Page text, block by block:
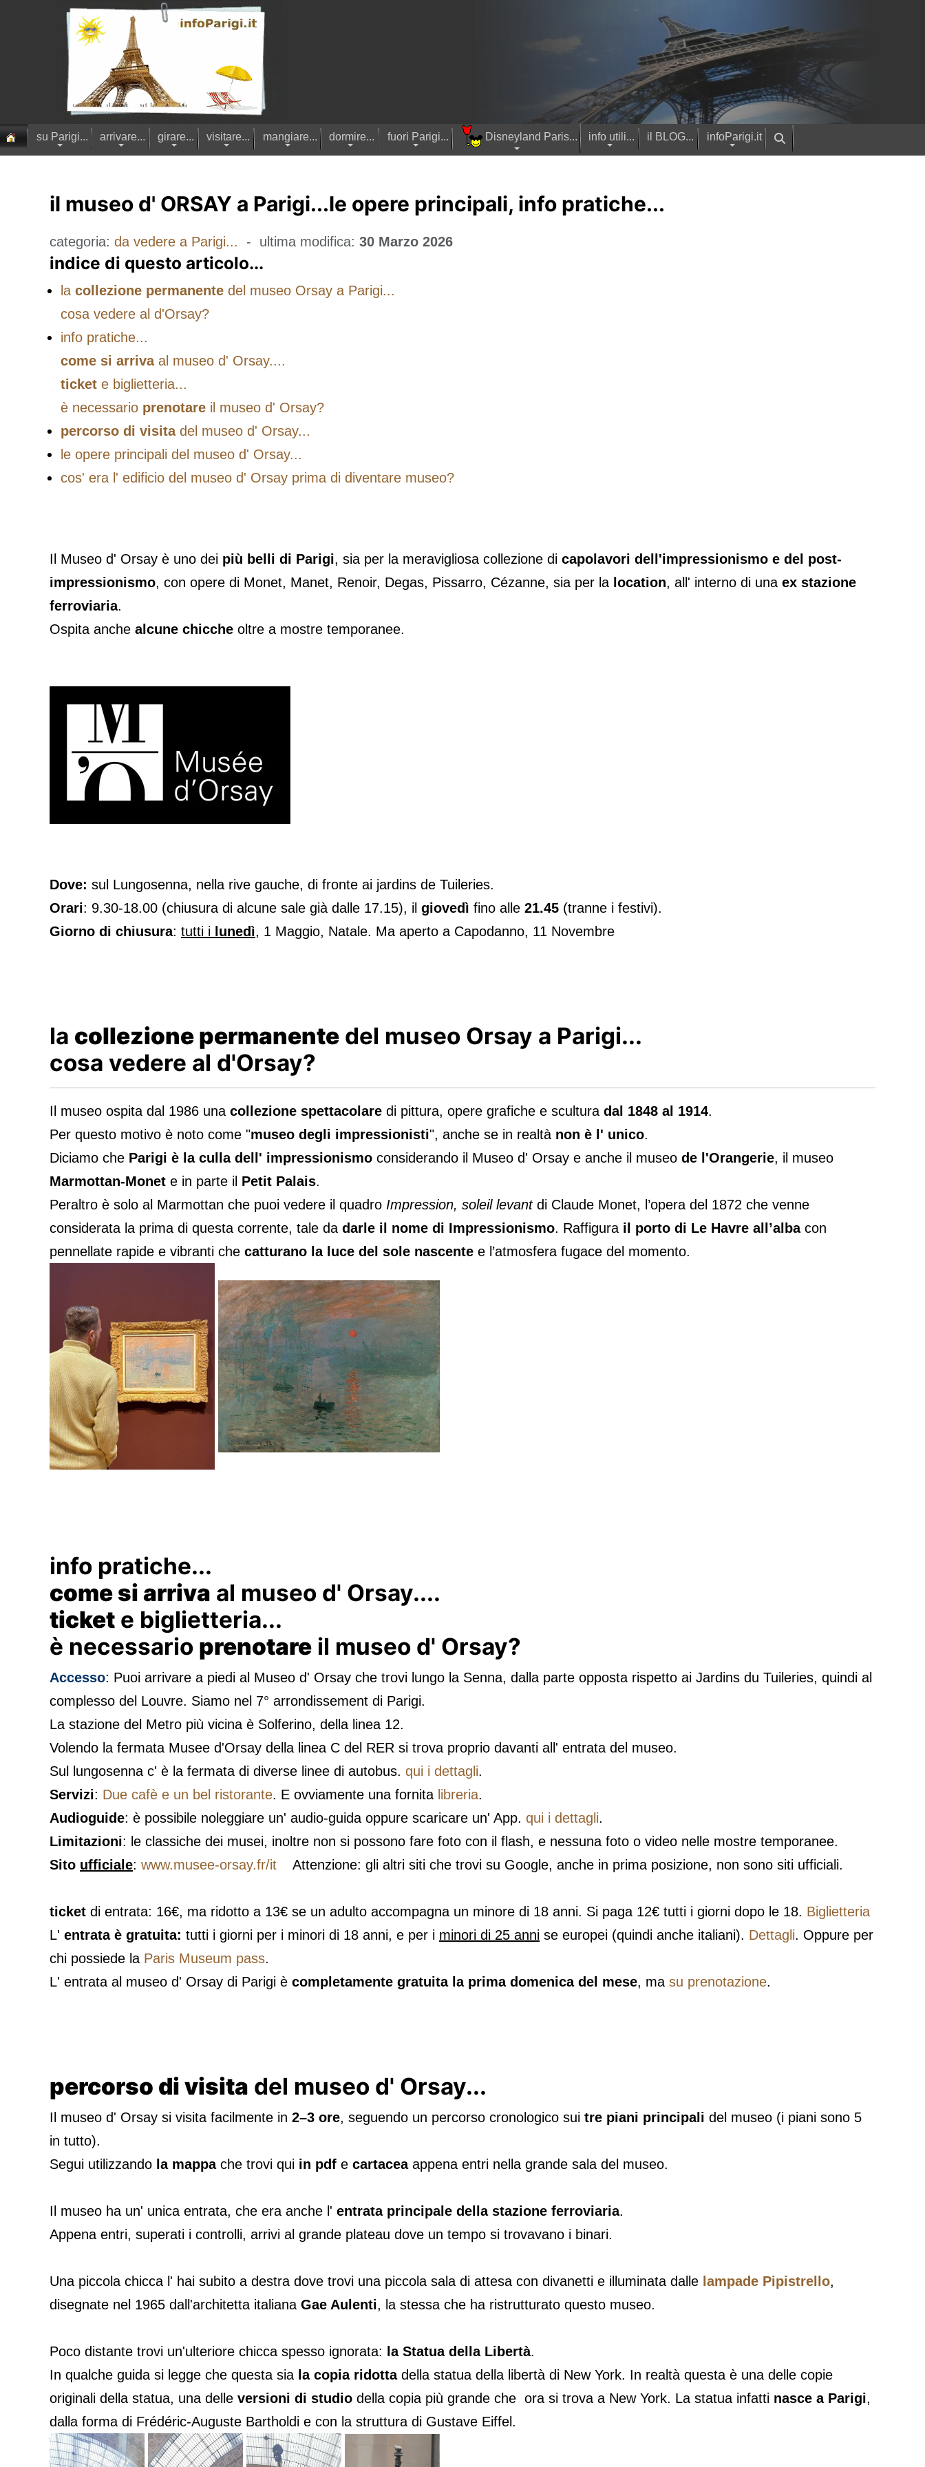
su Parigi... arrivare... girare... visitare... mangiare... dormire... fuori Parigi... Disneyland Paris... info utili... il BLOG... infoParigi.it
il museo d' ORSAY a Parigi...le opere principali, info pratiche...
categoria: da vedere a Parigi... - ultima modifica: 30 Marzo 2026
indice di questo articolo...
la collezione permanente del museo Orsay a Parigi...
cosa vedere al d'Orsay?
info pratiche...
come si arrivaal museo d' Orsay....
ticket e biglietteria...
è necessario prenotare il museo d' Orsay?
percorso di visitadel museo d' Orsay...
le opere principali del museo d' Orsay...
cos' era l' edificio del museo d' Orsay prima di diventare museo?
Il Museo d' Orsay è uno dei più belli di Parigi, sia per la meravigliosa collezione di capolavori dell'impressionismo e del post-
impressionismo, con opere di Monet, Manet, Renoir, Degas, Pissarro, Cézanne, sia per la location, all' interno di una ex stazione
ferroviaria.
Ospita anche alcune chicche oltre a mostre temporanee.
Dove: sul Lungosenna, nella rive gauche, di fronte ai jardins de Tuileries.
Orari: 9.30-18.00 (chiusura di alcune sale già dalle 17.15), il giovedì fino alle 21.45 (tranne i festivi).
Giorno di chiusura: tutti i lunedì, 1 Maggio, Natale. Ma aperto a Capodanno, 11 Novembre
la collezione permanente del museo Orsay a Parigi...
cosa vedere al d'Orsay?
Il museo ospita dal 1986 una collezione spettacolare di pittura, opere grafiche e scultura dal 1848 al 1914.
Per questo motivo è noto come "museo degli impressionisti", anche se in realtà non è l' unico.
Diciamo che Parigi è la culla dell' impressionismo considerando il Museo d' Orsay e anche il museo de l'Orangerie, il museo
Marmottan-Monet e in parte il Petit Palais.
Peraltro è solo al Marmottan che puoi vedere il quadro Impression, soleil levantdi Claude Monet, l’opera del 1872 che venne
considerata la prima di questa corrente, tale da darle il nome di Impressionismo. Raffigura il porto di Le Havre all’albacon
pennellate rapide e vibranti che catturano la luce del sole nascente e l’atmosfera fugace del momento.
info pratiche...
come si arriva al museo d' Orsay....
ticket e biglietteria...
è necessario prenotare il museo d' Orsay?
Accesso: Puoi arrivare a piedi al Museo d' Orsay che trovi lungo la Senna, dalla parte opposta rispetto ai Jardins du Tuileries, quindi al
complesso del Louvre. Siamo nel 7° arrondissement di Parigi.
La stazione del Metro più vicina è Solferino, della linea 12.
Volendo la fermata Musee d'Orsay della linea C del RER si trova proprio davanti all' entrata del museo.
Sul lungosenna c' è la fermata di diverse linee di autobus. qui i dettagli.
Servizi: Due cafè e un bel ristorante. E ovviamente una fornita libreria.
Audioguide: è possibile noleggiare un' audio-guida oppure scaricare un' App. qui i dettagli.
Limitazioni: le classiche dei musei, inoltre non si possono fare foto con il flash, e nessuna foto o video nelle mostre temporanee.
Sito ufficiale: www.musee-orsay.fr/it Attenzione: gli altri siti che trovi su Google, anche in prima posizione, non sono siti ufficiali.
ticket di entrata: 16€, ma ridotto a 13€ se un adulto accompagna un minore di 18 anni. Si paga 12€ tutti i giorni dopo le 18. Biglietteria
L' entrata è gratuita: tutti i giorni per i minori di 18 anni, e per i minori di 25 anni se europei (quindi anche italiani). Dettagli. Oppure per
chi possiede la Paris Museum pass.
L' entrata al museo d' Orsay di Parigi è completamente gratuita la prima domenica del mese, ma su prenotazione.
percorso di visita del museo d' Orsay...
Il museo d' Orsay si visita facilmente in 2–3 ore, seguendo un percorso cronologico sui tre piani principali del museo (i piani sono 5
in tutto).
Segui utilizzando la mappache trovi qui in pdf e cartaceaappena entri nella grande sala del museo.
Il museo ha un' unica entrata, che era anche l' entrata principale della stazione ferroviaria.
Appena entri, superati i controlli, arrivi al grande plateau dove un tempo si trovavano i binari.
Una piccola chicca l' hai subito a destra dove trovi una piccola sala di attesa con divanetti e illuminata dalle lampade Pipistrello,
disegnate nel 1965 dall'architetta italiana Gae Aulenti, la stessa che ha ristrutturato questo museo.
Poco distante trovi un'ulteriore chicca spesso ignorata: la Statua della Libertà.
In qualche guida si legge che questa sia la copia ridottadella statua della libertà di New York. In realtà questa è una delle copie
originali della statua, una delle versioni di studio della copia più grande che ora si trova a New York. La statua infatti nasce a Parigi,
dalla forma di Frédéric-Auguste Bartholdi e con la struttura di Gustave Eiffel.